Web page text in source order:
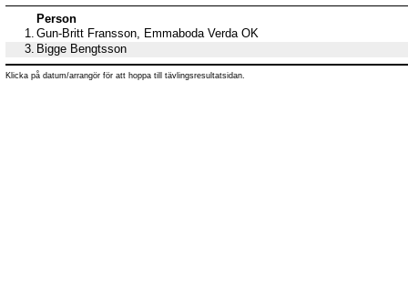
Person
1. Gun-Britt Fransson, Emmaboda Verda OK
3. Bigge Bengtsson
Klicka på datum/arrangör för att hoppa till tävlingsresultatsidan.